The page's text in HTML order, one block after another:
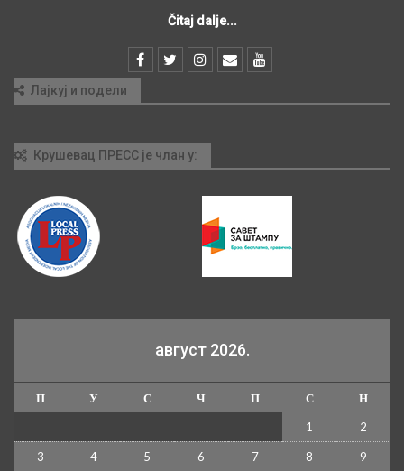
Čitaj dalje...
Лајкуј и подели
Крушевац ПРЕСС је члан у:
август 2026.
П У С Ч П С
Н
1
2
3 4 5 6 7 8 9